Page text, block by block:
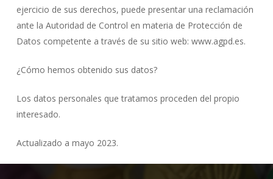
ejercicio de sus derechos, puede presentar una reclamación
ante la Autoridad de Control en materia de Protección de
Datos competente a través de su sitio web: www.agpd.es.
¿Cómo hemos obtenido sus datos?
Los datos personales que tratamos proceden del propio
interesado.
Actualizado a mayo 2023.